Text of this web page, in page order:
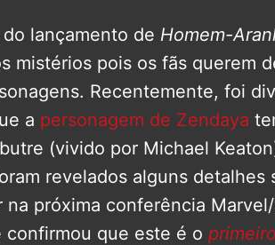
lançamento de Homem-
mistérios pois os fãs querem
Recentemente, foi
a personagem de Zendaya
(vivido por Michael
revelados alguns detalhes
na próxima conferência
confirmou que este é o